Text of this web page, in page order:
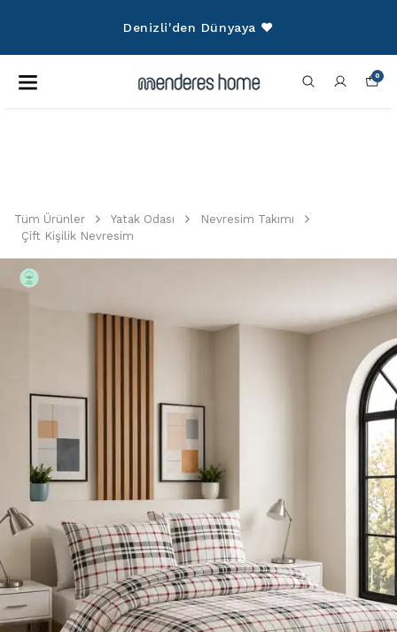
Ücretsiz!
0
Tüm Ürünler Yatak Odası
Nevresim Takımı
Çift Kişilik Nevresim